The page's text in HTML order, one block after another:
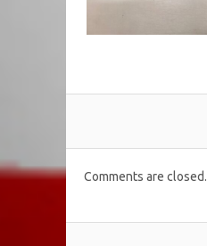
Comments are closed.